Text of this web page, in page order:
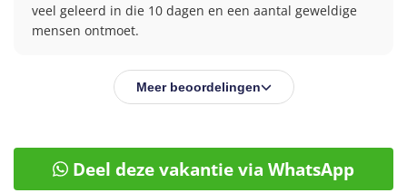
Deze reis wordt georganiseerd in samenwerking met Let's Go Native Ltd.
veel geleerd in die 10 dagen en een aantal geweldige
mensen ontmoet.
Meer beoordelingen
Deel deze vakantie via WhatsApp